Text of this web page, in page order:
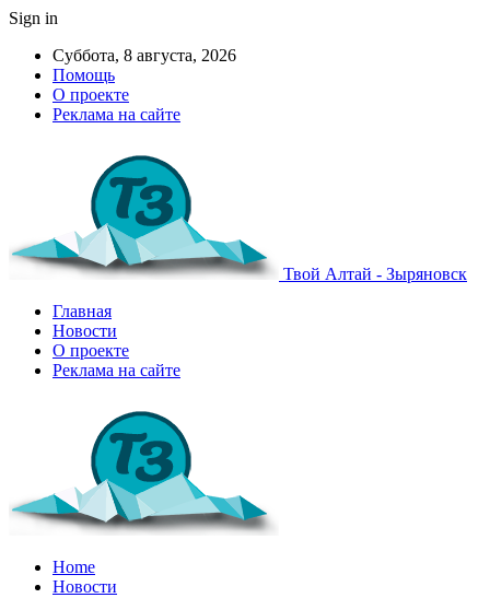
Sign in
Суббота, 8 августа, 2026
Помощь
О проекте
Реклама на сайте
Твой Алтай - Зыряновск
Главная
Новости
О проекте
Реклама на сайте
Home
Новости